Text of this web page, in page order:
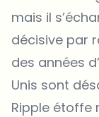
mais il
décisive par
des années
Unis sont
Ripple étoffe